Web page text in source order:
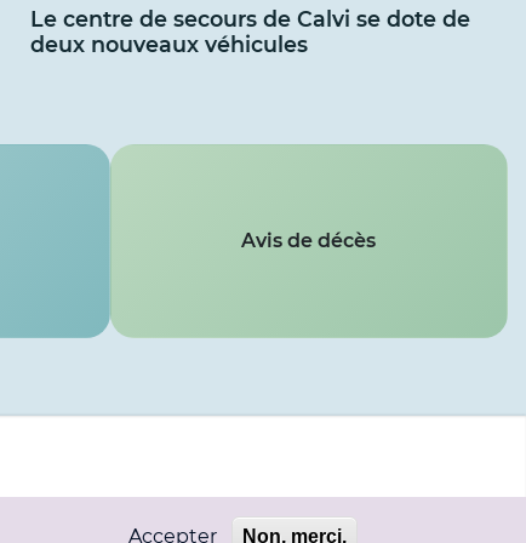
Le centre de secours de Calvi se dote de
deux nouveaux véhicules
Avis de décès
Accepter Non, merci.